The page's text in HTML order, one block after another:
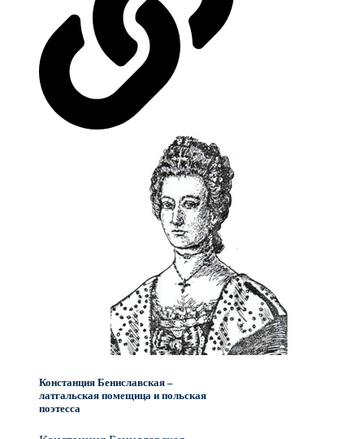
Констанция Бениславская –
латгальская помещица и польская
поэтесса